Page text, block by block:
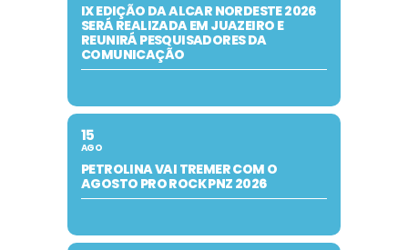
IX EDIÇÃO DA ALCAR NORDESTE 2026
SERÁ REALIZADA EM JUAZEIRO E
REUNIRÁ PESQUISADORES DA
COMUNICAÇÃO
15
AGO
PETROLINA VAI TREMER COM O
AGOSTO PRO ROCK PNZ 2026